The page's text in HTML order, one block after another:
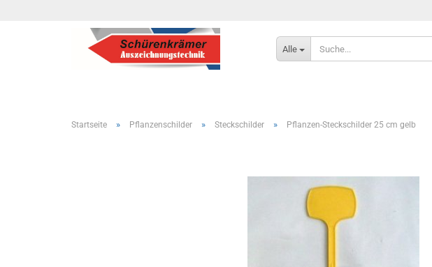
Alle
Startseite » Pflanzenschilder » Steckschilder » Pflanzen-Steckschilder 25 cm gelb